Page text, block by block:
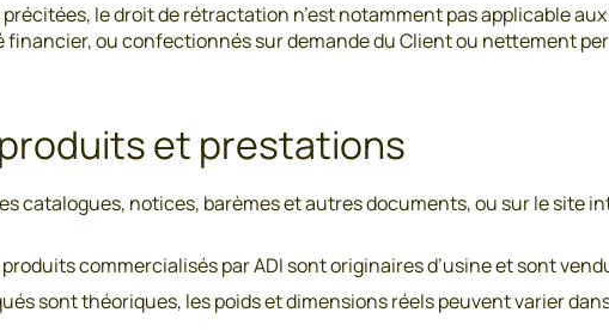
le droit de rétractation n’est notamment pas applicable
ou confectionnés sur demande du Client ou nettement
et prestations
catalogues, notices, barèmes et autres documents, ou sur le site
commercialisés par ADI sont originaires d’usine et sont
sont théoriques, les poids et dimensions réels peuvent varier